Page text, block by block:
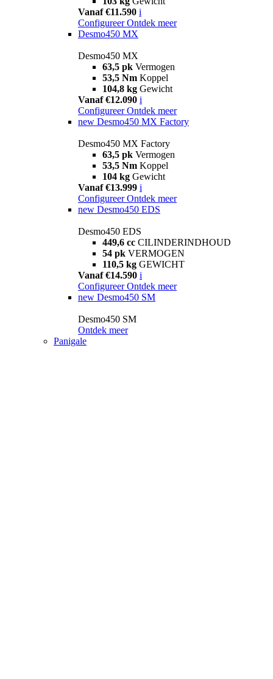
Vanaf €11.590 i
Configureer Ontdek meer
Desmo450 MX
Desmo450 MX
63,5 pk Vermogen
53,5 Nm Koppel
104,8 kg Gewicht
Vanaf €12.090 i
Configureer Ontdek meer
new Desmo450 MX Factory
Desmo450 MX Factory
63,5 pk Vermogen
53,5 Nm Koppel
104 kg Gewicht
Vanaf €13.999 i
Configureer Ontdek meer
new Desmo450 EDS
Desmo450 EDS
449,6 cc CILINDERINDHOUD
54 pk VERMOGEN
110,5 kg GEWICHT
Vanaf €14.590 i
Configureer Ontdek meer
new Desmo450 SM
Desmo450 SM
Ontdek meer
Panigale